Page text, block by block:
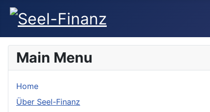
Main Menu
Home
Über Seel-Finanz